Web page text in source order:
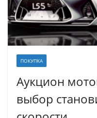
ПОКУПКА
Аукцион
выбор